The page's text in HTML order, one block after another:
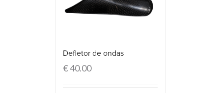
Defletor de ondas
€40.00